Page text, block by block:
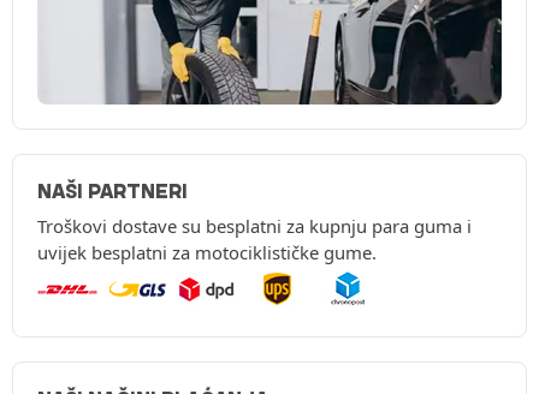
NAŠI PARTNERI
Troškovi dostave su besplatni za kupnju para guma i
uvijek besplatni za motociklističke gume.